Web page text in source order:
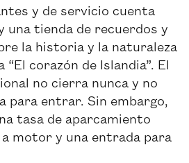
y de servicio cuenta
una tienda de recuerdos y
la historia y la naturaleza
corazón de Islandia”. El
no cierra nunca y no
para entrar. Sin embargo,
tasa de aparcamiento
motor y una entrada para